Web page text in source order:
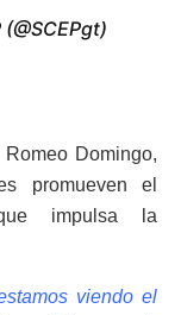
Domingo,
promueven el
impulsa la
viendo el